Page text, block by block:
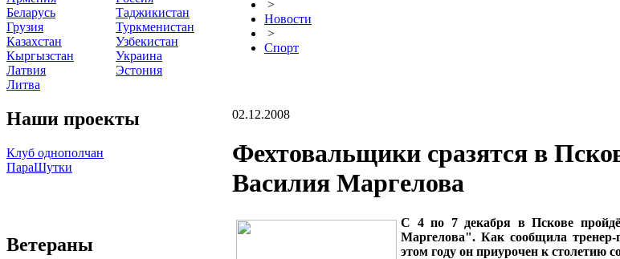
Беларусь
Грузия
Казахстан
Кыргызстан
Латвия
Литва
Таджикистан
Туркменистан
Узбекистан
Украина
Эстония
Наши проекты
Клуб однополчан
ПараШутки
Ветераны
>
Новости
>
Спорт
02.12.2008
Фехтовальщики сразятся в
Василия Маргелова
С 4 по 7 декабря в Пскове
Маргелова". Как сообщила
этом году он приурочен к столетию